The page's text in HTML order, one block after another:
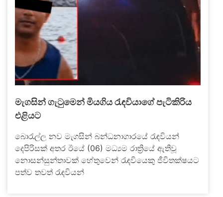
මැගසින් ගැටුමෙන් මියගිය රැඳවියාගේ පැටිකිරිය
එළියට
බොරැල්ල නව මැගසින් බන්ධනාගාරයේ රැඳවියන්
දෙපිරිසක් අතර ඊයේ (06) මධ්‍යම රාත්‍රියේ ඇතිවූ
නොසන්සුන්තාවක් හේතුවෙන් රැඳවියෙකු ජීවිතක්ෂයට
පත්ව තවත් රැඳවියන්